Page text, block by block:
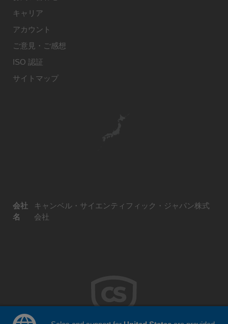
キャリア
アカウント
ご意見・ご感想
ISO 認証
サイトマップ
会社
名
キャンベル・サイエンティフィック・ジャパン株式
会社